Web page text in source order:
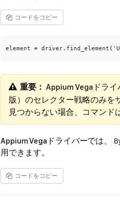
コードをコピー
element = driver.find_element (
重要： Appium Vegaドライ
版）のセレクター戦略のみを
見つからない場合、コマンド
Appium Vegaドライバーでは、
用できます。
コードをコピー